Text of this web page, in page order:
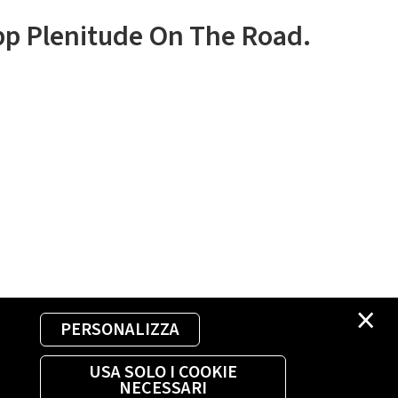
×
PERSONALIZZA
USA SOLO I COOKIE
NECESSARI
Plenitude On The Road.